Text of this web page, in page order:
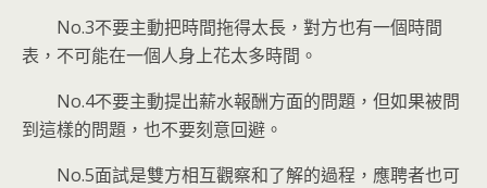
No.3不要主動把時間拖得太長，對方也有一個時間
表，不可能在一個人身上花太多時間。
No.4不要主動提出薪水報酬方面的問題，但如果被問
到這樣的問題，也不要刻意回避。
No.5面試是雙方相互觀察和了解的過程，應聘者也可